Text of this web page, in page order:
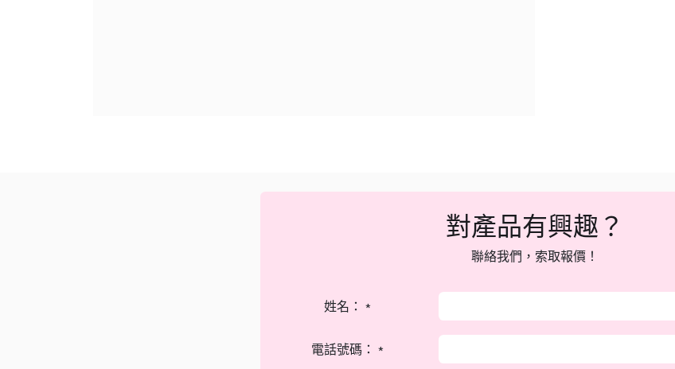
對產品有興趣？
聯絡我們，索取報價！
姓名： *
電話號碼： *